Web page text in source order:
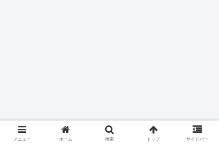
メニュー ホーム 検索 トップ サイドバー